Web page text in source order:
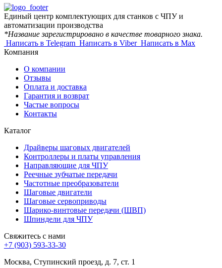
Единый центр комплектующих для станков с ЧПУ и
автоматизации производства
*Название зарегистрировано в качестве товарного знака.
Написать в Telegram Написать в Viber Написать в Max
Компания
О компании
Отзывы
Оплата и доставка
Гарантия и возврат
Частые вопросы
Контакты
Каталог
Драйверы шаговых двигателей
Контроллеры и платы управления
Направляющие для ЧПУ
Реечные зубчатые передачи
Частотные преобразователи
Шаговые двигатели
Шаговые сервоприводы
Шарико-винтовые передачи (ШВП)
Шпиндели для ЧПУ
Свяжитесь с нами
+7 (903) 593-33-30
Москва, Ступинский проезд, д. 7, ст. 1